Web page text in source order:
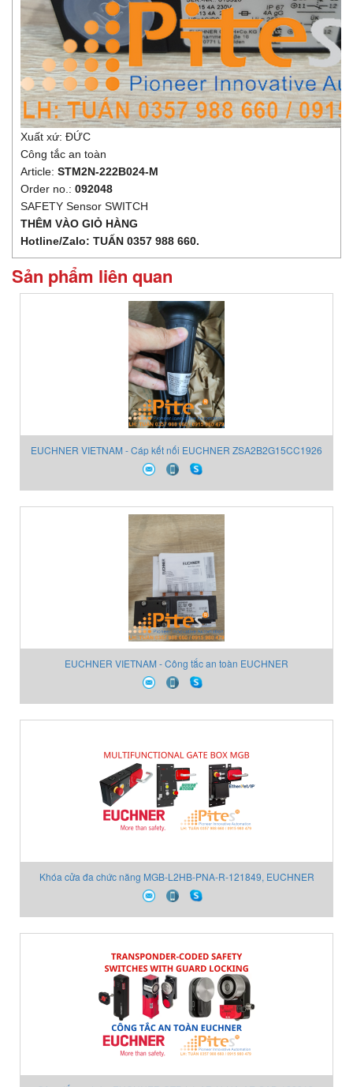
Xuất xứ: ĐỨC
Công tắc an toàn
Article: STM2N-222B024-M
Order no.: 092048
SAFETY Sensor SWITCH
THÊM VÀO GIỎ HÀNG
Hotline/Zalo: TUẤN 0357 988 660.
Sản phẩm liên quan
EUCHNER VIETNAM - Cáp kết nối EUCHNER ZSA2B2G15CC1926
072870
EUCHNER VIETNAM - Công tắc an toàn EUCHNER
TZ1LE024MVAB 083965
Khóa cửa đa chức năng MGB-L2HB-PNA-R-121849, EUCHNER
121849 - EUCHNER Vietnam